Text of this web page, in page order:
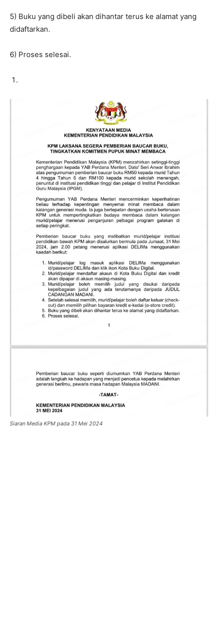
5) Buku yang dibeli akan dihantar terus ke alamat yang
didaftarkan.
6) Proses selesai.
Siaran Media KPM pada 31 Mei 2024